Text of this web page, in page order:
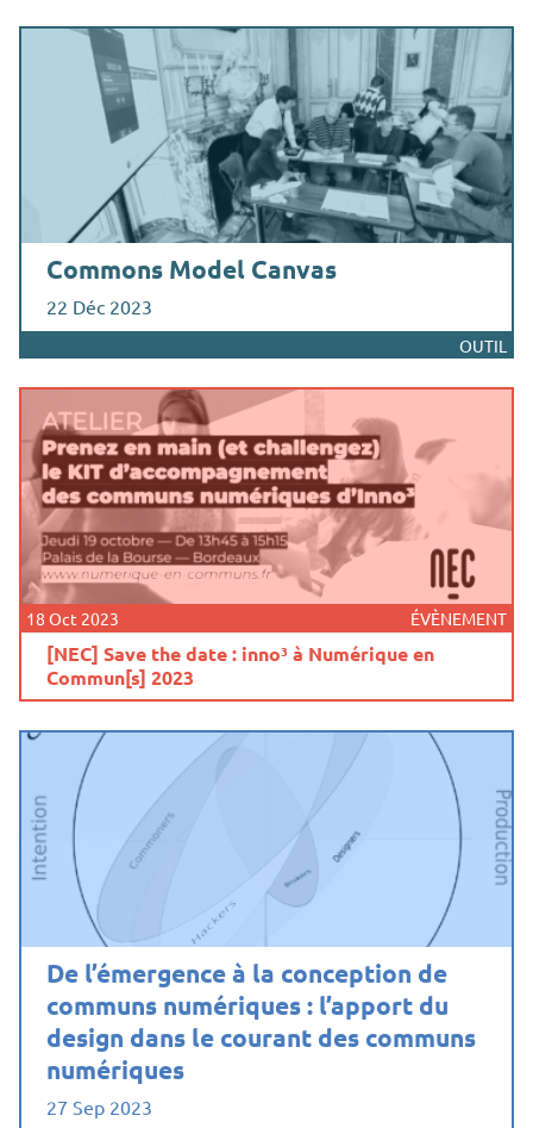
Commons Model Canvas
22 Déc 2023
OUTIL
18 Oct 2023 ÉVÈNEMENT
[NEC] Save the date : inno³ à Numérique en
Commun[s] 2023
De l’émergence à la conception de
communs numériques : l’apport du
design dans le courant des communs
numériques
27 Sep 2023